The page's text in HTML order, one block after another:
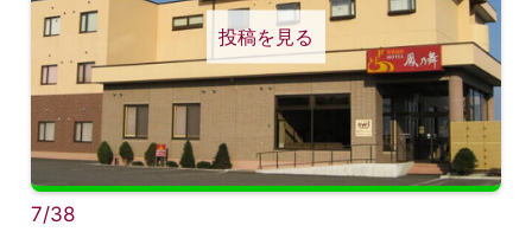
投稿を見る
7/38